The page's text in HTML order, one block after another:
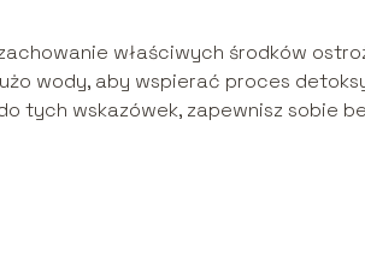
właściwych środków
wody, aby wspierać proces
tych wskazówek, zapewnisz sobie